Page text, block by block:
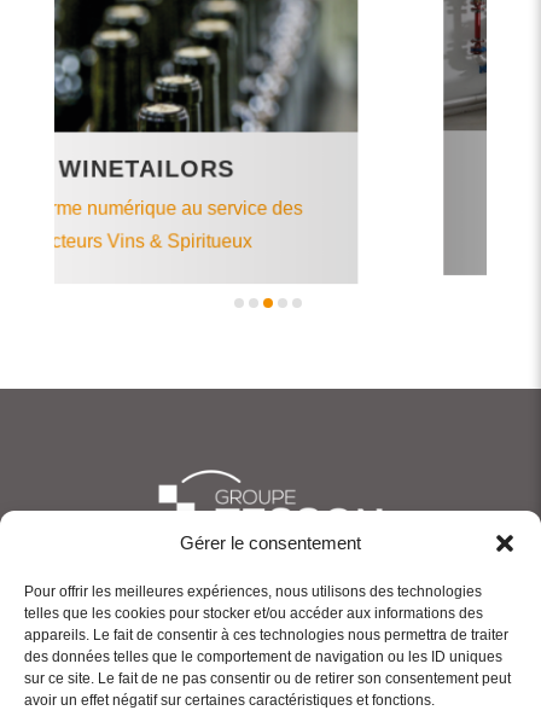
Gérer le consentement
Pour offrir les meilleures expériences, nous utilisons des technologies
telles que les cookies pour stocker et/ou accéder aux informations des
appareils. Le fait de consentir à ces technologies nous permettra de traiter
des données telles que le comportement de navigation ou les ID uniques
sur ce site. Le fait de ne pas consentir ou de retirer son consentement peut
avoir un effet négatif sur certaines caractéristiques et fonctions.
numérique au service des
Vins & Spiritueux
LE GROUPE
NOS ACTIVITÉS